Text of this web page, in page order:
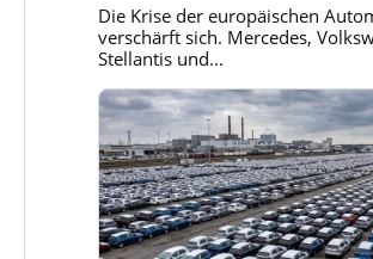
Bluesky
ansehen
Die Krise der europäischen
verschärft sich. Mercedes,
Stellantis und...